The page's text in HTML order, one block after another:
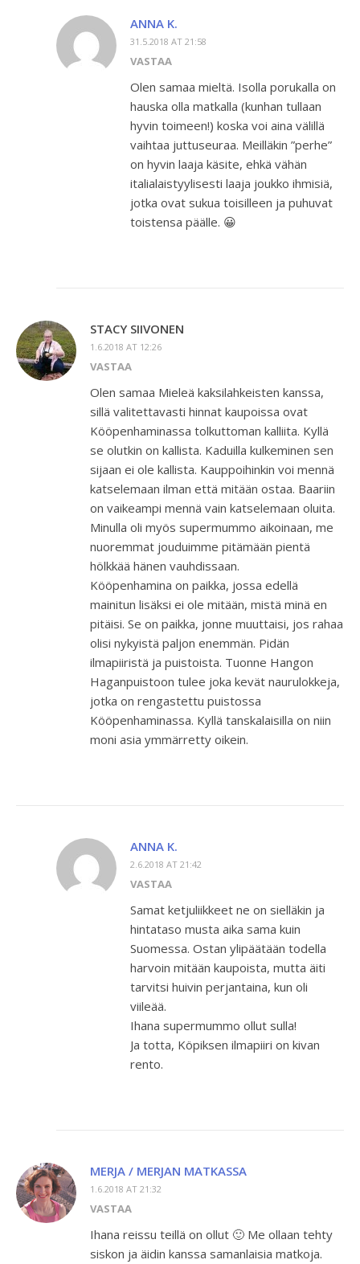
ANNA K.
31.5.2018 AT 21:58
VASTAA
Olen samaa mieltä. Isolla porukalla on
hauska olla matkalla (kunhan tullaan
hyvin toimeen!) koska voi aina välillä
vaihtaa juttuseuraa. Meilläkin ”perhe”
on hyvin laaja käsite, ehkä vähän
italialaistyylisesti laaja joukko ihmisiä,
jotka ovat sukua toisilleen ja puhuvat
toistensa päälle. 😀
STACY SIIVONEN
1.6.2018 AT 12:26
VASTAA
Olen samaa Mieleä kaksilahkeisten kanssa,
sillä valitettavasti hinnat kaupoissa ovat
Kööpenhaminassa tolkuttoman kalliita. Kyllä
se olutkin on kallista. Kaduilla kulkeminen sen
sijaan ei ole kallista. Kauppoihinkin voi mennä
katselemaan ilman että mitään ostaa. Baariin
on vaikeampi mennä vain katselemaan oluita.
Minulla oli myös supermummo aikoinaan, me
nuoremmat jouduimme pitämään pientä
hölkkää hänen vauhdissaan.
Kööpenhamina on paikka, jossa edellä
mainitun lisäksi ei ole mitään, mistä minä en
pitäisi. Se on paikka, jonne muuttaisi, jos rahaa
olisi nykyistä paljon enemmän. Pidän
ilmapiiristä ja puistoista. Tuonne Hangon
Haganpuistoon tulee joka kevät naurulokkeja,
jotka on rengastettu puistossa
Kööpenhaminassa. Kyllä tanskalaisilla on niin
moni asia ymmärretty oikein.
ANNA K.
2.6.2018 AT 21:42
VASTAA
Samat ketjuliikkeet ne on sielläkin ja
hintataso musta aika sama kuin
Suomessa. Ostan ylipäätään todella
harvoin mitään kaupoista, mutta äiti
tarvitsi huivin perjantaina, kun oli
viileää.
Ihana supermummo ollut sulla!
Ja totta, Köpiksen ilmapiiri on kivan
rento.
MERJA / MERJAN MATKASSA
1.6.2018 AT 21:32
VASTAA
Ihana reissu teillä on ollut 🙂 Me ollaan tehty
siskon ja äidin kanssa samanlaisia matkoja.